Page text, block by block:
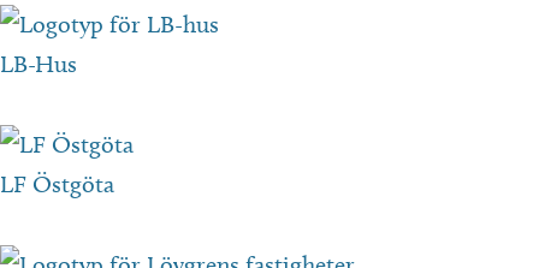
LB-Hus
LF Östgöta